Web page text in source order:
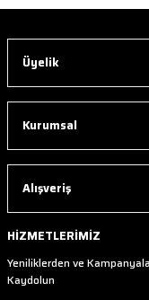
Üyelik
Kurumsal
Alışveriş
HİZMETLERİMİZ
Yeniliklerden ve
Kaydolun